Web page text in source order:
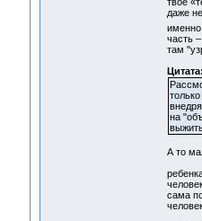
даже
именно
часть
там
Цитата:
на
А то
сама